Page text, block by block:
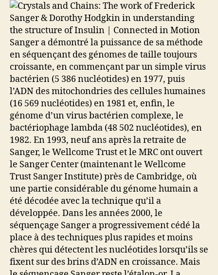
Sanger a démontré la puissance de sa méthode
en séquençant des génomes de taille toujours
croissante, en commençant par un simple virus
bactérien (5 386 nucléotides) en 1977, puis
l’ADN des mitochondries des cellules humaines
(16 569 nucléotides) en 1981 et, enfin, le
génome d’un virus bactérien complexe, le
bactériophage lambda (48 502 nucléotides), en
1982. En 1993, neuf ans après la retraite de
Sanger, le Wellcome Trust et le MRC ont ouvert
le Sanger Center (maintenant le Wellcome
Trust Sanger Institute) près de Cambridge, où
une partie considérable du génome humain a
été décodée avec la technique qu’il a
développée. Dans les années 2000, le
séquençage Sanger a progressivement cédé la
place à des techniques plus rapides et moins
chères qui détectent les nucléotides lorsqu’ils se
fixent sur des brins d’ADN en croissance. Mais